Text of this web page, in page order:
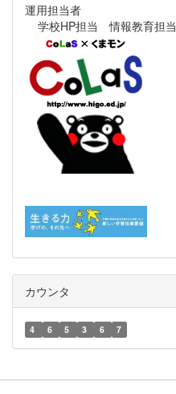
運用担当者
学校HP担当 情報教育担当
カウンタ
4 6 5 3 6 7